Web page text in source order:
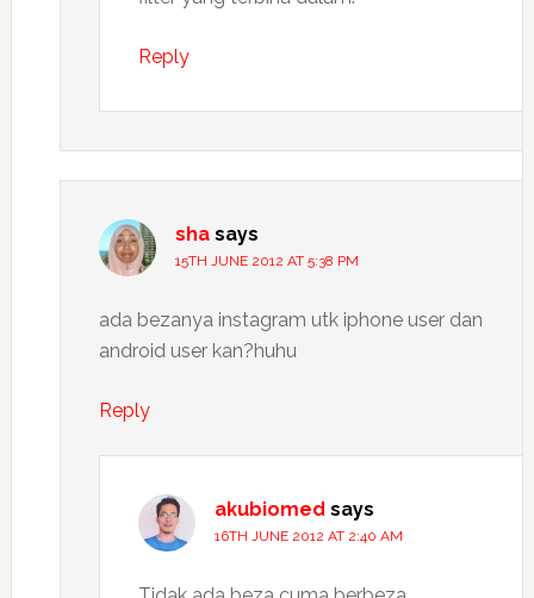
Reply
sha says
15TH JUNE 2012 AT 5:38 PM
ada bezanya instagram utk iphone user dan
android user kan?huhu
Reply
akubiomed says
16TH JUNE 2012 AT 2:40 AM